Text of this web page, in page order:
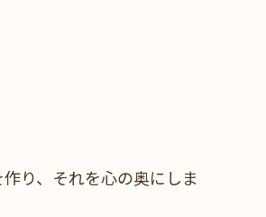
り、それを心の奥にしま